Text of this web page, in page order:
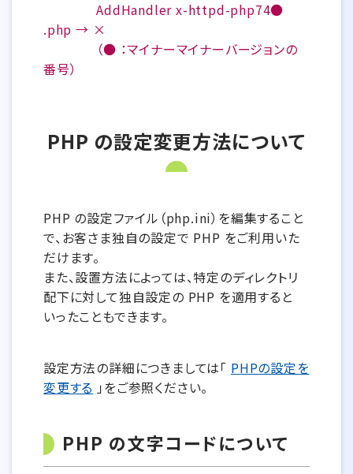
AddHandler x-httpd-php74●
.php → ×
（● ：マイナーマイナーバージョンの
番号）
PHP の設定変更方法について
PHP の設定ファイル（php.ini）を編集すること
で、お客さま独自の設定で PHP をご利用いた
だけます。
また、設置方法によっては、特定のディレクトリ
配下に対して独自設定の PHP を適用すると
いったこともできます。
設定方法の詳細につきましては「 PHPの設定を
変更する 」をご参照ください。
PHP の文字コードについて